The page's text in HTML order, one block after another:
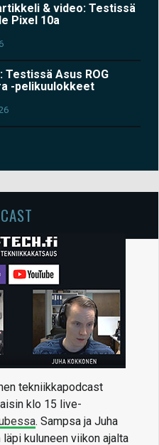
& video: Testissä
Pixel 10a
Testissä Asus ROG
-pelikuulokkeet
tekniikkapodcast
klo 15 live-
. Sampsa ja Juha
kuluneen viikon ajalta